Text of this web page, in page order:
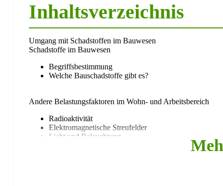
Inhaltsverzeichnis
Umgang mit Schadstoffen im Bauwesen
Schadstoffe im Bauwesen
Begriffsbestimmung
Welche Bauschadstoffe gibt es?
Andere Belastungsfaktoren im Wohn- und Arbeitsbereich
Radioaktivität
Elektromagnetische Streufelder
Licht und Beleuchtung